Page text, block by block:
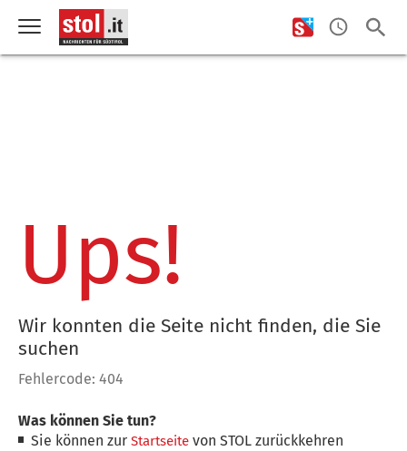
Ups!
Wir konnten die Seite nicht finden, die Sie
suchen
Fehlercode: 404
Was können Sie tun?
Sie können zurStartseite von STOL zurückkehren